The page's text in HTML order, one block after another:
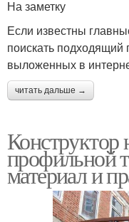
На заметку
Если известны
поискать подходящий
выложенных в
читать дальше →
Конструктор
профильной
материал и